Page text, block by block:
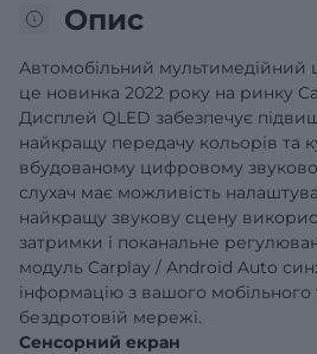
Опис
Автомобільний мультимедійний
це новинка 2022 року на ринку
Дисплей QLED забезпечує
найкращу передачу кольорів та
вбудованому цифровому
слухач має можливість
найкращу звукову сцену
затримки і поканальне
модуль Carplay / Android Auto
інформацію з вашого
бездротовій мережі.
Сенсорний екран